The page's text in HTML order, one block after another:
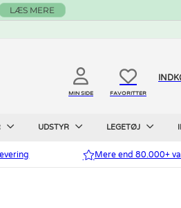
LÆS MERE
MIN SIDE FAVORITTER
UDSTYR LEGETØJ
Mere end 80.000+